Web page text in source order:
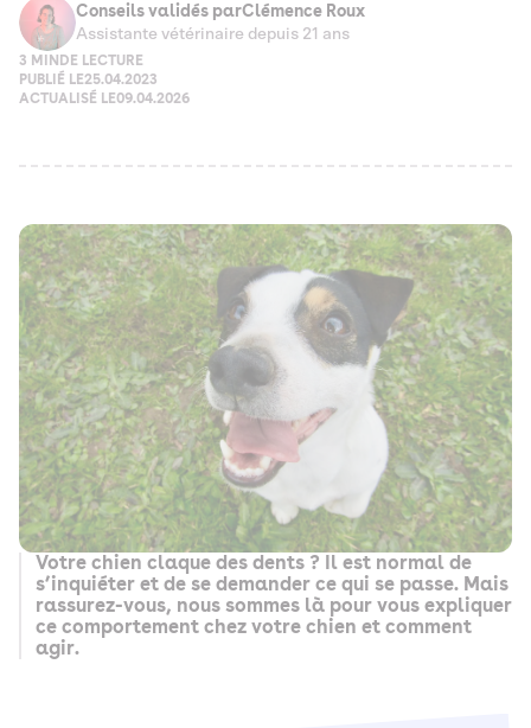
Conseils validés parClémence Roux
Assistante vétérinaire depuis 21 ans
3 MIN DE LECTURE
PUBLIÉ LE25.04.2023
ACTUALISÉ LE09.04.2026
Votre chien claque des dents ? Il est normal de
s’inquiéter et de se demander ce qui se passe. Mais
rassurez-vous, nous sommes là pour vous expliquer
ce comportement chez votre chien et comment
agir.